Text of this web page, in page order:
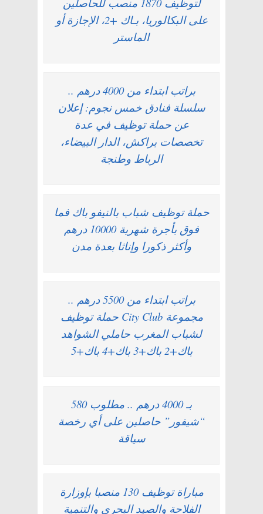
على البكالوريا، بـاك +2، الإجازة أو
الماستر
براتب ابتداء من 4000 درهم ..
سلسلة فنادق خمس نجوم: إعلان
عن حملة توظيف في عدة
تخصصات براكش، الدار البيضاء،
الرباط وطنجة
حملة توظيف شباب بالنيفو باك فما
فوق بأجرة شهرية 10000 درهم
وأكثر ذكورا وإناثا بعدة مدن
براتب ابتداء من 5500 درهم ..
مجموعة City Club حملة توظيف
لشباب المغرب حاملي الشواهد
باك+2 باك+3 باك+4 باك+5
بـ 4000 درهم .. مطلوب 580
“شيفور” حاصلين على أي رخصة
سياقة
مباراة توظيف 130 منصبا بإوزارة
الفلاحة والصيد البحري والتنمية